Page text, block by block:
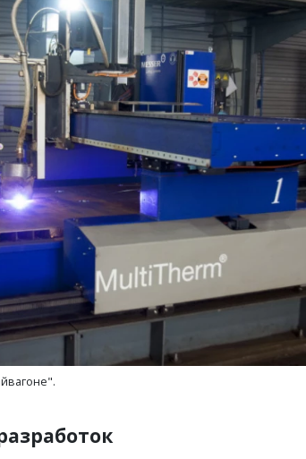
Архитектурный код начинается с
земли. Мощение крупноформатными
плитами становится новым
стандартом благоустройства
СТРОИТЕЛЬСТВО